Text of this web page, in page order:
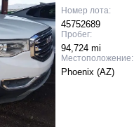
Номер лота:
45752689
Пробег:
94,724 mi
Местоположение:
Phoenix (AZ)